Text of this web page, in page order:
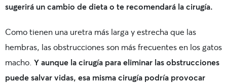
sugerirá un cambio de dieta o te recomendará la cirugía.
Como tienen una uretra más larga y estrecha que las
hembras, las obstrucciones son más frecuentes en los gatos
macho. Y aunque la cirugía para eliminar las obstrucciones
puede salvar vidas, esa misma cirugía podría provocar